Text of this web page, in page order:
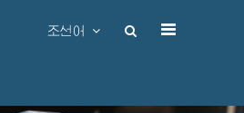
조선어